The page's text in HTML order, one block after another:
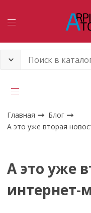
Главная
Блог
А это уже вторая
А это уже
интернет-